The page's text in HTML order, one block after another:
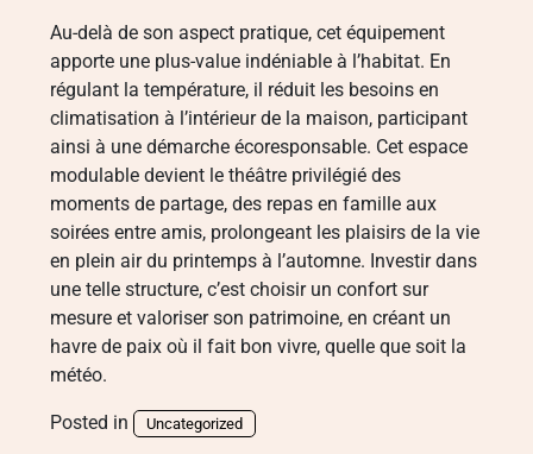
Au-delà de son aspect pratique, cet équipement
apporte une plus-value indéniable à l’habitat. En
régulant la température, il réduit les besoins en
climatisation à l’intérieur de la maison, participant
ainsi à une démarche écoresponsable. Cet espace
modulable devient le théâtre privilégié des
moments de partage, des repas en famille aux
soirées entre amis, prolongeant les plaisirs de la vie
en plein air du printemps à l’automne. Investir dans
une telle structure, c’est choisir un confort sur
mesure et valoriser son patrimoine, en créant un
havre de paix où il fait bon vivre, quelle que soit la
météo.
Posted in Uncategorized